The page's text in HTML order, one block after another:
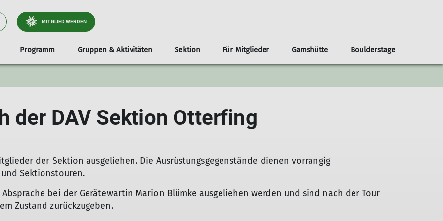
MITGLIED WERDEN
Programm
Infos & Anmeldung
Ausrüstungsliste
Tourenvorschläge ab der Haustür
Wanderungen ab Otterfing/Holzkirchen
Tourenvorschläge Alpenregion Tegernsee Schliersee
Gruppen & Aktivitäten
Bouldergruppe
Familien
Familienbouldern in Otterfing
Erwachsene
Bouldertreff
Sektion
& Wege
Stützpunkte
Unsere Otterfinger Boulderstage
Klima- und Naturschutz
Für Mitglieder
Services
Bibliothek
Infos
Gamshütte Boulderstage
Dokumente Unterstützer*innen Team Boulderstage
der DAV Sektion Otterfing
der Sektion ausgeliehen. Die Ausrüstungsgegenstände dienen vorrangig
Sektionstouren.
bei der Gerätewartin Marion Blümke ausgeliehen werden und sind nach der Tour
Zustand zurückzugeben.